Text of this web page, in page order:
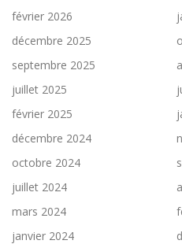
février 2026
décembre 2025
septembre 2025
juillet 2025
février 2025
décembre 2024
octobre 2024
juillet 2024
mars 2024
janvier 2024